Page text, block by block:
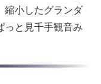
縮小したグランダ
っと見千手観音み